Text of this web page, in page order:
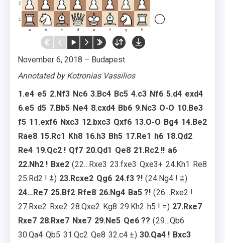
1
2
a b c d e f g h
November 6, 2018 – Budapest
Annotated by Kotronias Vassilios
1.e4 e5 2.Nf3 Nc6 3.Bc4 Bc5 4.c3 Nf6 5.d4 exd4
6.e5 d5 7.Bb5 Ne4 8.cxd4 Bb6 9.Nc3 O-O 10.Be3
f5 11.exf6 Nxc3 12.bxc3 Qxf6 13.O-O Bg4 14.Be2
Rae8 15.Rc1 Kh8 16.h3 Bh5 17.Re1 h6 18.Qd2
Re4 19.Qc2 ! Qf7 20.Qd1 Qe8 21.Rc2 !! a6
22.Nh2 ! Bxe2 22…Rxe3 23.fxe3 Qxe3+ 24.Kh1 Re8
25.Rd2 ! ⩲ 23.Rcxe2 Qg6 24.f3 ?! 24.Ng4 ! ⩲
24…Re7 25.Bf2 Rfe8 26.Ng4 Ba5 ?! 26…Rxe2 !
27.Rxe2 Rxe2 28.Qxe2 Kg8 29.Kh2 h5 ! = 27.Rxe7
Rxe7 28.Rxe7 Nxe7 29.Ne5 Qe6 ?? 29…Qb6
30.Qa4 Qb5 31.Qc2 Qe8 32.c4 ± 30.Qa4 ! Bxc3